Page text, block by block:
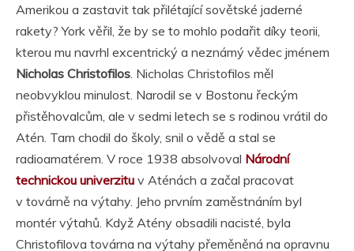
Amerikou a zastavit tak přilétající sovětské jaderné
rakety? York věřil, že by se to mohlo podařit díky teorii,
kterou mu navrhl excentrický a neznámý vědec jménem
Nicholas Christofilos . Nicholas Christofilos měl
neobvyklou minulost. Narodil se v Bostonu řeckým
přistěhovalcům, ale v sedmi letech se s rodinou vrátil do
Atén. Tam chodil do školy, snil o vědě a stal se
radioamatérem. V roce 1938 absolvoval Národní
technickou univerzitu v Aténách a začal pracovat
v továrně na výtahy. Jeho prvním zaměstnáním byl
montér výtahů. Když Atény obsadili nacisté, byla
Christofilova továrna na výtahy přeměněná na opravnu